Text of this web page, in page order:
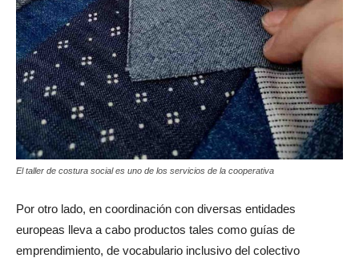
El taller de costura social es uno de los servicios de la cooperativa
Por otro lado, en coordinación con diversas entidades
europeas lleva a cabo productos tales como guías de
emprendimiento, de vocabulario inclusivo del colectivo